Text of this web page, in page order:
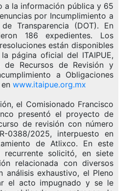
a la información pública y 65
por Incumplimiento a
Transparencia (DOT). En
186 expedientes. Los
están disponibles
página oficial del ITAIPUE,
de Recursos de Revisión y
a Obligaciones
www.itaipue.org.mx
el Comisionado Francisco
presentó el proyecto de
de revisión con número
0388/2025, interpuesto en
de Atlixco. En este
recurrente solicitó, en siete
relacionada con diversos
análisis exhaustivo, el Pleno
el acto impugnado y se le